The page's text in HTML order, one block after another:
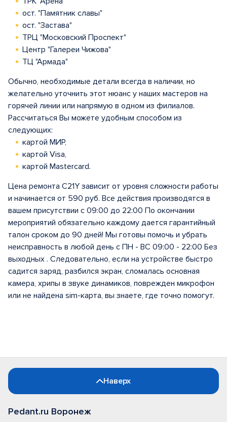
ост. "Памятник славы"
ост. "Застава"
ТРЦ "Московский Проспект"
Центр "Галереи Чижова"
ТЦ "Армада"
Обычно, необходимые детали всегда в наличии, но
желательно уточнить этот нюанс у наших мастеров на
горячей линии или напрямую в одном из филиалов.
Рассчитаться Вы можете удобным способом из
следующих:
картой МИР,
картой Visa,
картой Mastercard.
Цена ремонта C21Y зависит от уровня сложности работы
и начинается от 590 руб. Все действия производятся в
вашем присутствии с 09:00 до 22:00 По окончании
мероприятий обязательно каждому дается гарантийный
талон сроком до 90 дней! Мы готовы помочь и убрать
неисправность в любой день с ПН - ВС 09:00 - 22:00 Без
выходных . Следовательно, если на устройстве быстро
садится заряд, разбился экран, сломалась основная
камера, хрипы в звуке динамиков, поврежден микрофон
или не найдена sim-карта, вы знаете, где точно помогут.
Наверх
Pedant.ru Воронеж